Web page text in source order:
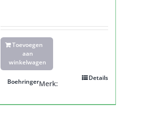
Toevoegen
aan
winkelwagen
Details
Merk:
Boehringer